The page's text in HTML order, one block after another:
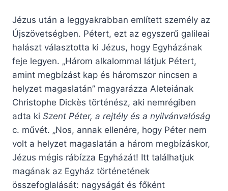
Jézus után a leggyakrabban említett személy az
Újszövetségben. Pétert, ezt az egyszerű galileai
halászt választotta ki Jézus, hogy Egyházának
feje legyen. „Három alkalommal látjuk Pétert,
amint megbízást kap és háromszor nincsen a
helyzet magaslatán” magyarázza Aleteiának
Christophe Dickès történész, aki nemrégiben
adta ki Szent Péter, a rejtély és a nyilvánvalóság
c. művét. „Nos, annak ellenére, hogy Péter nem
volt a helyzet magaslatán a három megbízáskor,
Jézus mégis rábízza Egyházát! Itt találhatjuk
magának az Egyház történetének
összefoglalását: nagyságát és főként